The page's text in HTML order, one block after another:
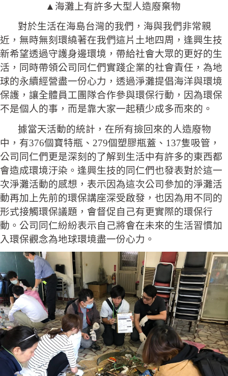
▲海灘上有許多大型人造廢棄物
對於生活在海島台灣的我們，海與我們非常親
近，無時無刻環繞著在我們這片土地四周，逢興生技
新希望透過守護身邊環境，帶給社會大眾的更好的生
活，同時帶領公司同仁們實踐企業的社會責任，為地
球的永續經營盡一份心力，透過淨灘提倡海洋與環境
保護，讓全體員工團隊合作參與環保行動，因為環保
不是個人的事，而是靠大家一起積少成多而來的。
據當天活動的統計，在所有撿回來的人造廢物
中，有376個寶特瓶、279個塑膠瓶蓋、137隻吸管，
公司同仁們更是深刻的了解到生活中有許多的東西都
會造成環境汙染。逢興生技的同仁們也發表對於這一
次淨灘活動的感想，表示因為這次公司參加的淨灘活
動再加上先前的環保講座深受啟發，也因為用不同的
形式接觸環保議題，會督促自己有更實際的環保行
動。公司同仁紛紛表示自己將會在未來的生活習慣加
入環保觀念為地球環境盡一份心力。